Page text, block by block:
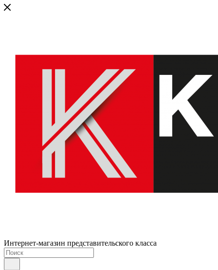
Интернет-магазин представительского класса